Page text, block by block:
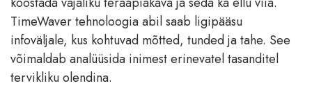
TimeWaver tehnoloogia abil saab ligipääsu
infoväljale, kus kohtuvad mõtted, tunded ja tahe. See
võimaldab analüüsida inimest erinevatel tasanditel
tervikliku olendina.